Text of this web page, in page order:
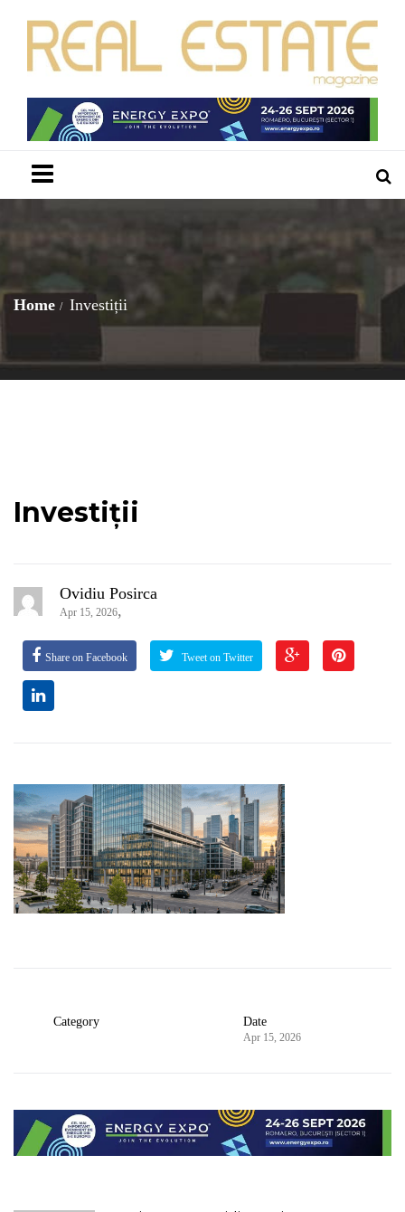
Home Investiții
Investiții
Ovidiu Posirca
Apr 15, 2026,
Share on Facebook Tweet on Twitter
Category Date
Apr 15, 2026